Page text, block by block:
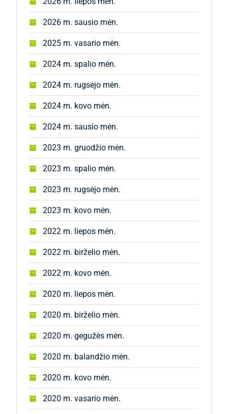
2026 m. sausio mėn.
2025 m. vasario mėn.
2024 m. spalio mėn.
2024 m. rugsėjo mėn.
2024 m. kovo mėn.
2024 m. sausio mėn.
2023 m. gruodžio mėn.
2023 m. spalio mėn.
2023 m. rugsėjo mėn.
2023 m. kovo mėn.
2022 m. liepos mėn.
2022 m. birželio mėn.
2022 m. kovo mėn.
2020 m. liepos mėn.
2020 m. birželio mėn.
2020 m. gegužės mėn.
2020 m. balandžio mėn.
2020 m. kovo mėn.
2020 m. vasario mėn.